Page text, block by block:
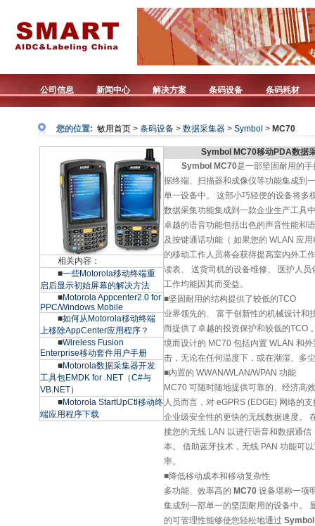
公司信息 新闻中心 解决方案 条码设备 条码耗材
您的位置: 敏用首页 > 条码设备 > 数据采集器 > Symbol > MC70
相关内容：
■一些Motorola移动终端重
启后显示初始屏幕的解决方法
■Motorola Appcenter2.0 for
PPC/Windows Mobile
■如何从Motorola移动终端
上移除AppCenter应用程序？
■Wireless Fusion
Enterprise移动套件用户手册
■Motorola数据采集器开发
工具包EMDK for .NET（C#与
VB.NET）
■Motorola StartUpCtl移动终
端应用程序下载
Symbol MC70移动PDA数据
Symbol MC70是一部坚固耐用的
据终端、扫描器和成像仪等功能集成到
单一设备中。 这部小巧轻便的设备将多
数据采集功能集成到一款企业生产工具
卓越的语音功能包括出色的声音性能和
及按键通话功能（ 如果您的 WLAN 应
的移动工作人员将会获得提高室内外工
读表、 送货司机的设备维修、 医护人
工作均能因其而受益。
■坚固耐用的结构提供了较低的TCO
业界领先的、 富于创新性的机械设计和
而提供了卓越的投资保护和较低的TCO
境而设计的 MC70 包括内置 WLAN 和
击，无论在任何温度下，或在潮湿、多
■内置的 WWAN/WLAN/WPAN 功能
MC70 可随时随地提供可靠的、经济高
人员而言，对 eGPRS (EDGE) 网络的
企业级安全性的更快的无线数据速度。
接您的无线 LAN 以进行语音和数据通
本。 借助蓝牙技术，无线 PAN 功能可
率。
■降低移动成本和移动复杂性
多功能、效率高的 MC70 设备堪称一项
集成到一部单一的坚固耐用的设备中。
的可管理性能够使您轻松地通过 Symbol